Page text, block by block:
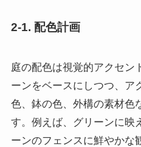
2-1. 配色計画
庭の配色は視覚的アクセン
ーンをベースにしつつ、ア
色、鉢の色、外構の素材色
す。例えば、グリーンに映
ーンのフェンスに鮮やかな